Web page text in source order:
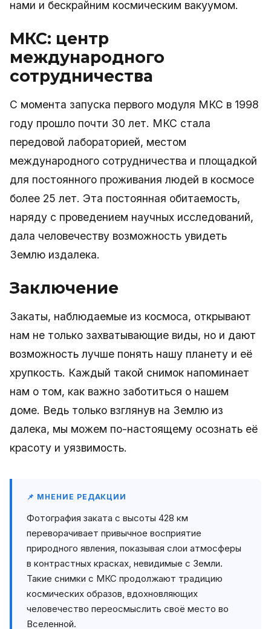
нами и бескрайним космическим вакуумом.
МКС: центр
международного
сотрудничества
С момента запуска первого модуля МКС в 1998
году прошло почти 30 лет. МКС стала
передовой лабораторией, местом
международного сотрудничества и площадкой
для постоянного проживания людей в космосе
более 25 лет. Эта постоянная обитаемость,
наряду с проведением научных исследований,
дала человечеству возможность увидеть
Землю издалека.
Заключение
Закаты, наблюдаемые из космоса, открывают
нам не только захватывающие виды, но и дают
возможность лучше понять нашу планету и её
хрупкость. Каждый такой снимок напоминает
нам о том, как важно заботиться о нашем
доме. Ведь только взглянув на Землю из
далека, мы можем по-настоящему осознать её
красоту и уязвимость.
📌 МНЕНИЕ РЕДАКЦИИ
Фотография заката с высоты 428 км
переворачивает привычное восприятие
природного явления, показывая слои атмосферы
в контрастных красках, невидимые с Земли.
Такие снимки с МКС продолжают традицию
космических образов, вдохновляющих
человечество переосмыслить своё место во
Вселенной.